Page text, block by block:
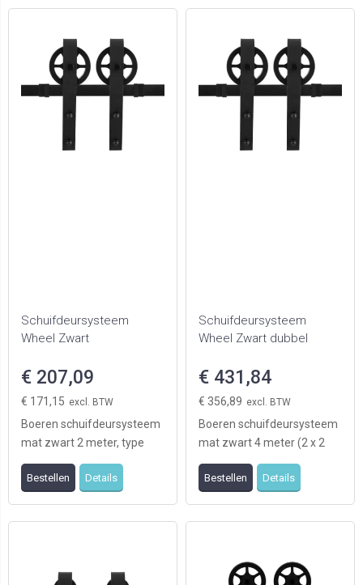
Schuifdeursysteem
Wheel Zwart
€ 207,09
€ 171,15
Boeren schuifdeursysteem
mat zwart 2 meter, type
Wheel geschikt voor 1deur
(levering exclu ...
Bestellen Details
Schuifdeursysteem
Wheel Zwart dubbel
€ 431,84
€ 356,89
Boeren schuifdeursysteem
mat zwart 4 meter (2 x 2
meter), type Wheel,
geschikt voor twee d ...
Bestellen Details